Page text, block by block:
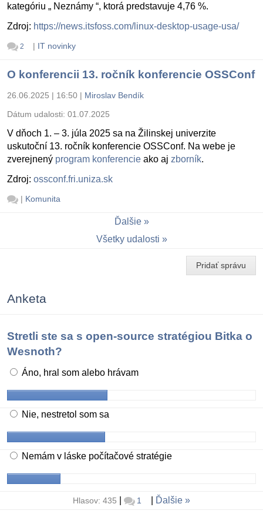
kategóriu „ Neznámy “, ktorá predstavuje 4,76 %.
Zdroj: https://news.itsfoss.com/linux-desktop-usage-usa/
2 | IT novinky
O konferencii 13. ročník konferencie OSSConf
26.06.2025 | 16:50 | Miroslav Bendík
Dátum udalosti: 01.07.2025
V dňoch 1. – 3. júla 2025 sa na Žilinskej univerzite
uskutoční 13. ročník konferencie OSSConf. Na webe je
zverejnený program konferencie ako aj zborník.
Zdroj: ossconf.fri.uniza.sk
| Komunita
Ďalšie
Všetky udalosti
Pridať správu
Anketa
Stretli ste sa s open-source stratégiou Bitka o
Wesnoth?
Áno, hral som alebo hrávam
Nie, nestretol som sa
Nemám v láske počítačové stratégie
Hlasov: 435 1 Ďalšie